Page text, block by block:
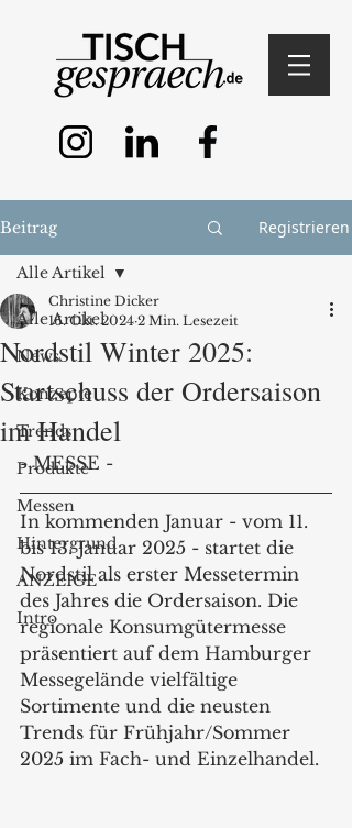
Beitrag Registrieren
Alle Artikel
News
Konzepte
Trends
Produkte
Messen
Hintergrund
ANZEIGE
Intro
Alle Artikel
Nordstil Winter 2025:
Startschuss der Ordersaison
im Handel
Christine Dicker
16. Okt. 2024 2 Min. Lesezeit
- MESSE -
In kommenden Januar - vom 11.
bis 13. Januar 2025 - startet die
Nordstil als erster Messetermin
des Jahres die Ordersaison. Die
regionale Konsumgütermesse
präsentiert auf dem Hamburger
Messegelände vielfältige
Sortimente und die neusten
Trends für Frühjahr/Sommer
2025 im Fach- und Einzelhandel.